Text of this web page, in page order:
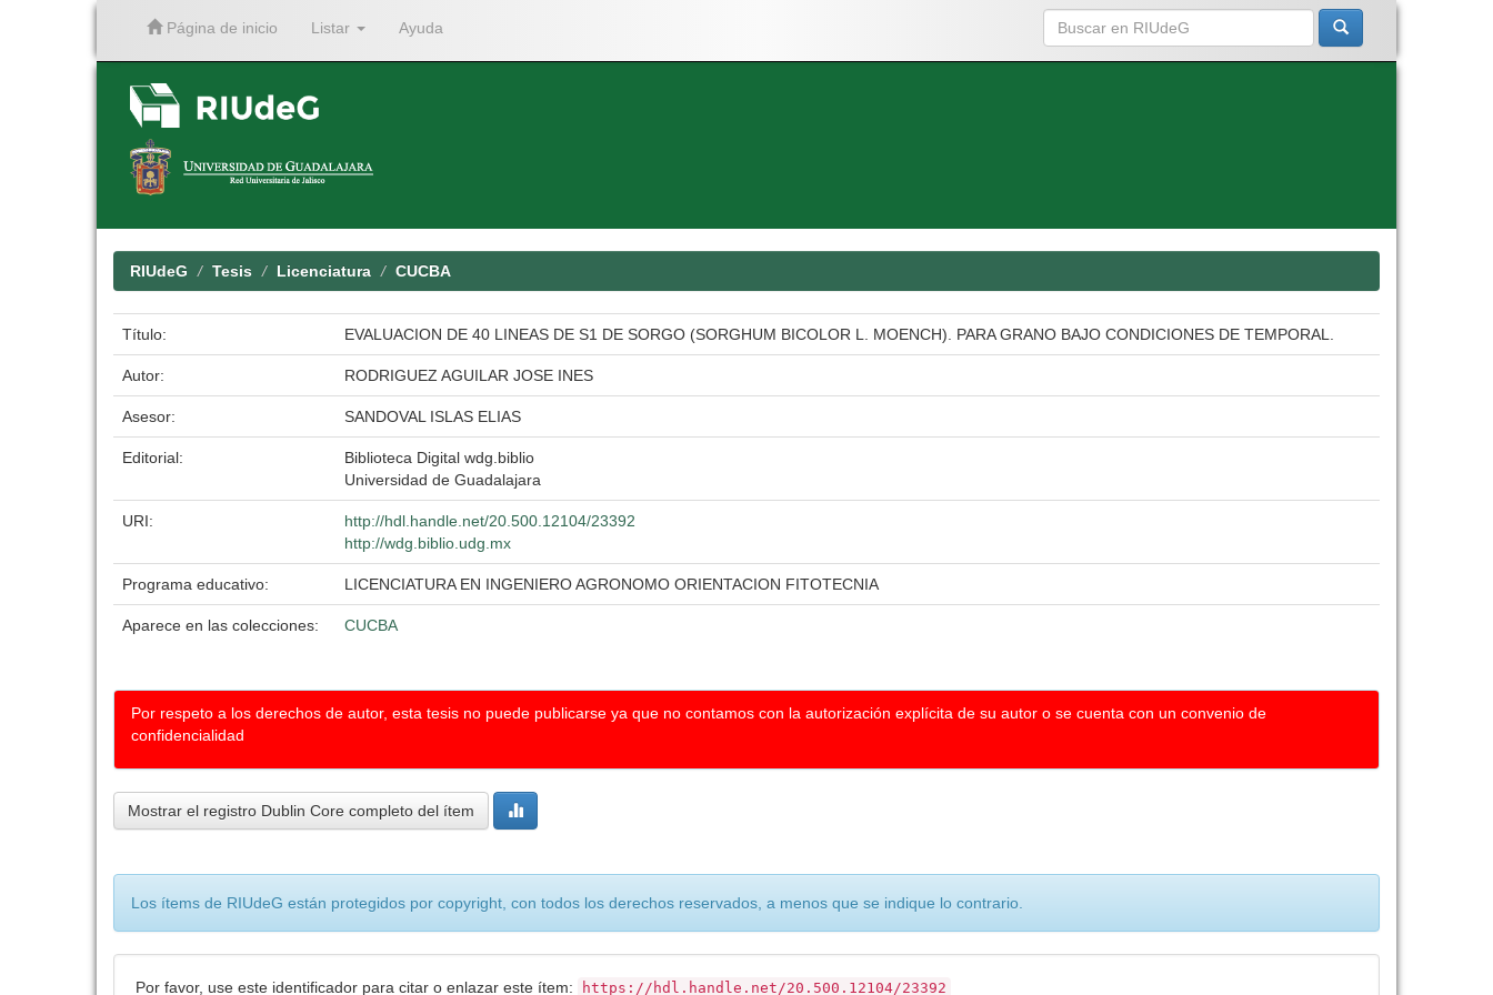
Página de inicio Listar Ayuda
RIUdeG Tesis Licenciatura CUCBA
Título: EVALUACION DE 40 LINEAS DE S1 DE SORGO (SORGHUM BICOLOR L. MOENCH). PARA GRANO BAJO CONDICIONES DE TEMPORAL.
Autor: RODRIGUEZ AGUILAR JOSE INES
Asesor: SANDOVAL ISLAS ELIAS
Editorial:
Biblioteca Digital wdg.biblio
Universidad de Guadalajara
URI:
http://hdl.handle.net/20.500.12104/23392
http://wdg.biblio.udg.mx
Programa educativo: LICENCIATURA EN INGENIERO AGRONOMO ORIENTACION FITOTECNIA
Aparece en las colecciones: CUCBA
Por respeto a los derechos de autor, esta tesis no puede publicarse ya que no contamos con la autorización explícita de su autor o se cuenta con un convenio de
confidencialidad
Mostrar el registro Dublin Core completo del ítem
Los ítems de RIUdeG están protegidos por copyright, con todos los derechos reservados, a menos que se indique lo contrario.
Por favor, use este identificador para citar o enlazar este ítem: https://hdl.handle.net/20.500.12104/23392